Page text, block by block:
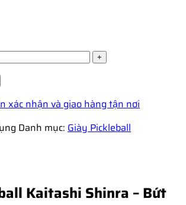
xác nhận và giao hàng tận nơi
Danh mục: Giày Pickleball
Kaitashi Shinra – Bứt